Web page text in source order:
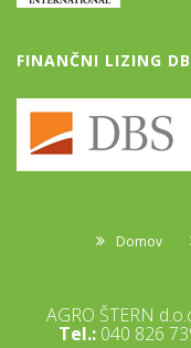
FINANČNI LIZING
Domov
AGRO ŠTERN
Tel.: 040 826